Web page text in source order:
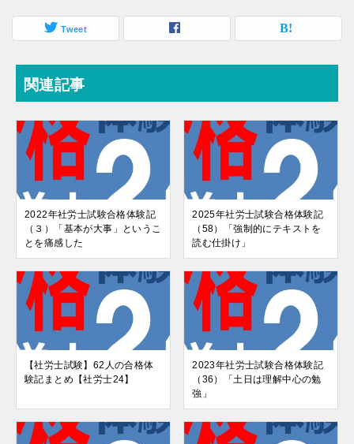
Tweet
関連記事
2022年社労士試験合格体験記
（３）「基本が大事」というこ
とを痛感した
2025年社労士試験合格体験記
（58）「強制的にテキストを
読む仕掛け」
【社労士試験】62人の合格体
験記まとめ【社労士24】
2023年社労士試験合格体験記
（36）「土日は理解中心の勉
強」